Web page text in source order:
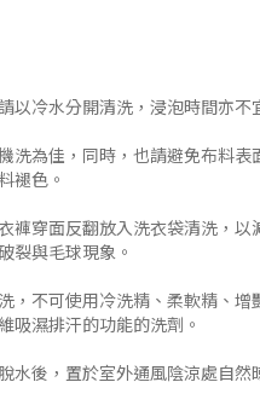
以冷水分開清洗，浸泡時間亦不
洗為佳，同時，也請避免布料表
褪色。
褲穿面反翻放入洗衣袋清洗，以
裂與毛球現象。
，不可使用冷洗精、柔軟精、增
吸濕排汗的功能的洗劑。
水後，置於室外通風陰涼處自然